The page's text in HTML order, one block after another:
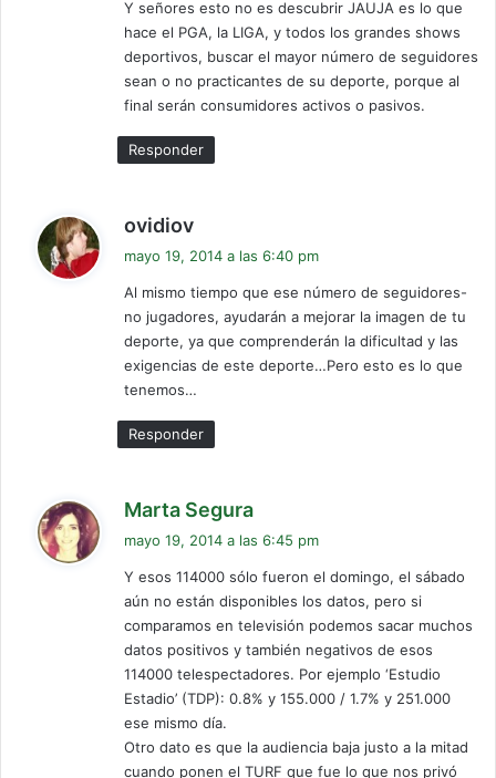
Y señores esto no es descubrir JAUJA es lo que
hace el PGA, la LIGA, y todos los grandes shows
deportivos, buscar el mayor número de seguidores
sean o no practicantes de su deporte, porque al
final serán consumidores activos o pasivos.
Responder
ovidiov
e
:
mayo 19, 2014 a las 6:40 pm
Al mismo tiempo que ese número de seguidores-
no jugadores, ayudarán a mejorar la imagen de tu
deporte, ya que comprenderán la dificultad y las
exigencias de este deporte…Pero esto es lo que
tenemos…
Responder
Marta Segura
e
:
mayo 19, 2014 a las 6:45 pm
Y esos 114000 sólo fueron el domingo, el sábado
aún no están disponibles los datos, pero si
comparamos en televisión podemos sacar muchos
datos positivos y también negativos de esos
114000 telespectadores. Por ejemplo ‘Estudio
Estadio’ (TDP): 0.8% y 155.000 / 1.7% y 251.000
ese mismo día.
Otro dato es que la audiencia baja justo a la mitad
cuando ponen el TURF que fue lo que nos privó